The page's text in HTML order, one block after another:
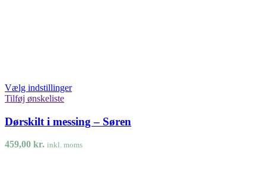
Vælg indstillinger
Tilføj ønskeliste
Dørskilt i messing – Søren
459,00 kr. inkl. moms